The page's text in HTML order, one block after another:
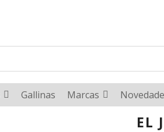
Gallinas Marcas
EL